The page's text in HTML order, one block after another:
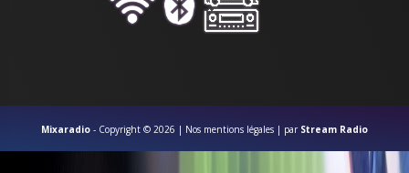
Mixaradio - Copyright © 2026 | Nos mentions légales | par Stream Radio